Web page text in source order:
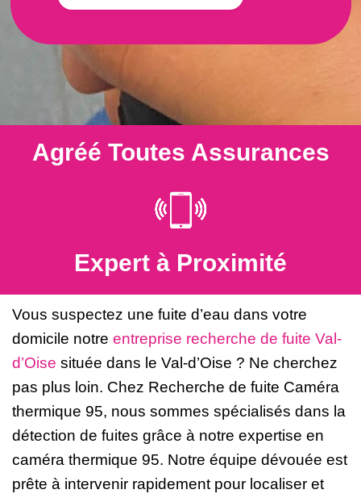
Agréé Toutes Assurances
Expert à Proximité
Vous suspectez une fuite d’eau dans votre
domicile notre entreprise recherche de fuite Val-
d’Oise située dans le Val-d’Oise ? Ne cherchez
pas plus loin. Chez Recherche de fuite Caméra
thermique 95, nous sommes spécialisés dans la
détection de fuites grâce à notre expertise en
caméra thermique 95. Notre équipe dévouée est
prête à intervenir rapidement pour localiser et